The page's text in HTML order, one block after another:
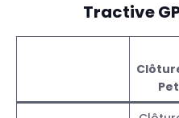
Tractive